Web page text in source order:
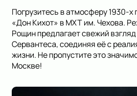
Погрузитесь в атмосферу 1930-х
«Дон Кихот» в МХТ им. Чехова.
Рощин предлагает свежий
Сервантеса, соединяя её с
жизни. Не пропустите это
Москве!